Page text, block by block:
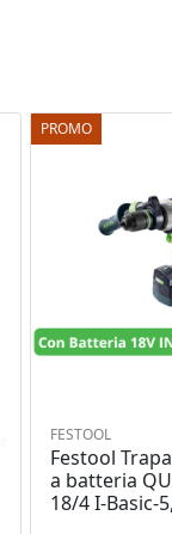
PROMO
FESTOOL
Festool
a batteria
18/4 I-Basic-